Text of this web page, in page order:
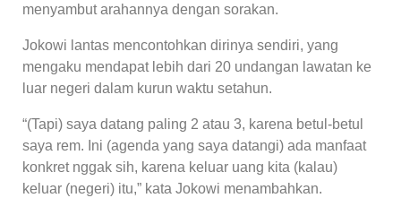
menyambut arahannya dengan sorakan.
Jokowi lantas mencontohkan dirinya sendiri, yang
mengaku mendapat lebih dari 20 undangan lawatan ke
luar negeri dalam kurun waktu setahun.
“(Tapi) saya datang paling 2 atau 3, karena betul-betul
saya rem. Ini (agenda yang saya datangi) ada manfaat
konkret nggak sih, karena keluar uang kita (kalau)
keluar (negeri) itu,” kata Jokowi menambahkan.